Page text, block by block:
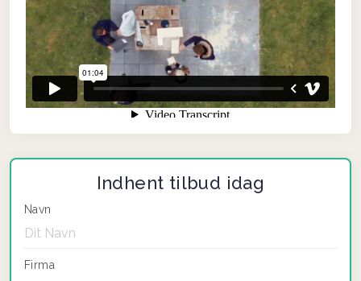
Indhent tilbud idag
Navn
Firma